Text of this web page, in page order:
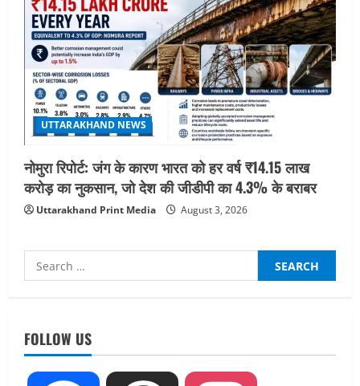
UTTARAKHAND NEWS
नोमुरा रिपोर्ट: जंग के कारण भारत को हर वर्ष ₹14.15 लाख
करोड़ का नुकसान, जो देश की जीडीपी का 4.3% के बराबर
Uttarakhand Print Media August 3, 2026
Search
for:
FOLLOW US